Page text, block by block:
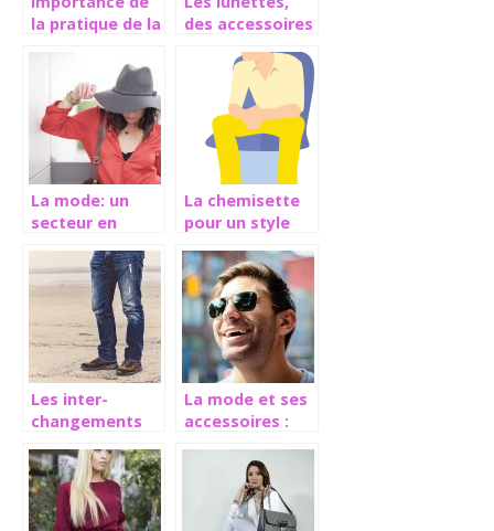
la pratique de la
des accessoires
La mode: un
secteur en
changement
La chemisette
pour un style
décontracté
Les inter-
changements
secteur du
textile
La mode et ses
accessoires :